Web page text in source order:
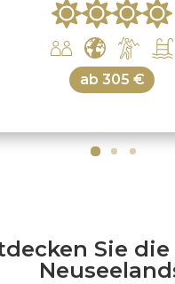
ab 305 €
Sie